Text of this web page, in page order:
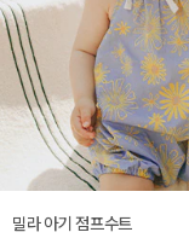
밀라 아기 점프수트